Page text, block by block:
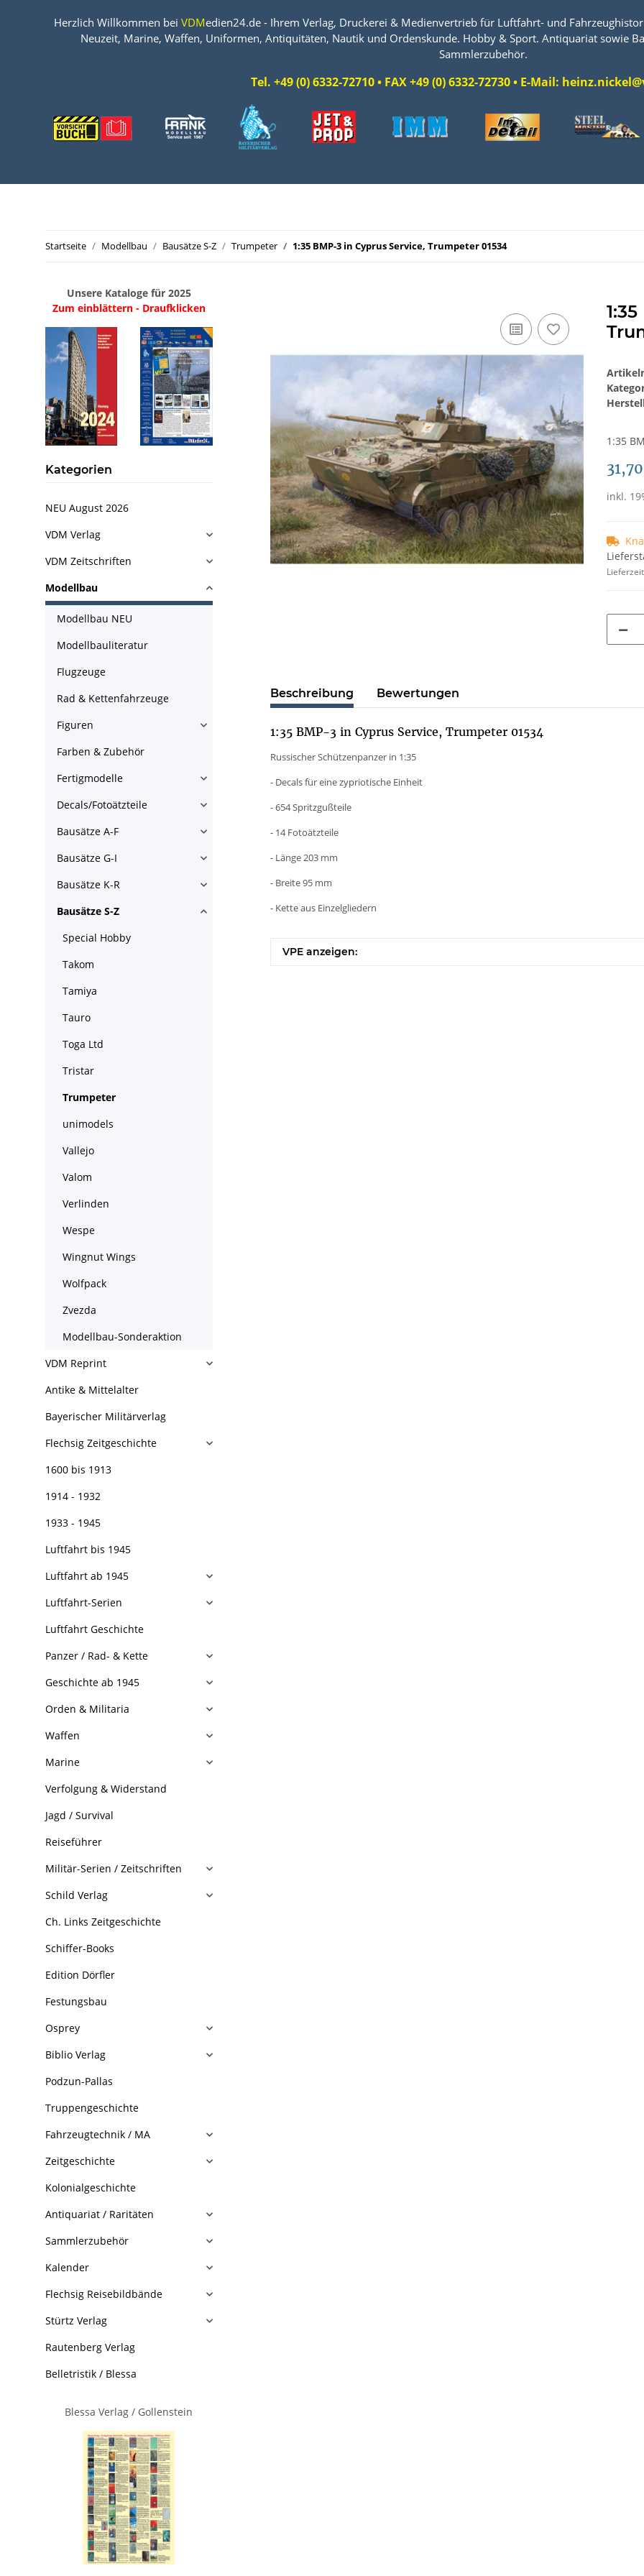
Herzlich Willkommen bei VDMedien24.de - Ihrem Verlag, Druckerei & Medienvertrieb für Luftfahrt- und
Neuzeit, Marine, Waffen, Uniformen, Antiquitäten, Nautik und Ordenskunde. Hobby & Sport. Antiquariat sowie
Sammlerzubehör.
Tel. +49 (0) 6332-72710 • FAX +49 (0) 6332-72730 • E-Mail:
Startseite Modellbau Bausätze S-Z Trumpeter 1:35 BMP-3 in Cyprus Service, Trumpeter 01534
1:35
inkl.
Beschreibung Bewertungen
1:35 BMP-3 in Cyprus Service, Trumpeter 01534
Russischer Schützenpanzer in 1:35
- Decals für eine zypriotische Einheit
- 654 Spritzgußteile
- 14 Fotoätzteile
- Länge 203 mm
- Breite 95 mm
- Kette aus Einzelgliedern
VPE anzeigen:
Unsere Kataloge für 2025
Zum einblättern - Draufklicken
Kategorien
NEU August 2026
VDM Verlag
VDM Zeitschriften
Modellbau
Modellbau NEU
Modellbauliteratur
Flugzeuge
Rad & Kettenfahrzeuge
Figuren
Farben & Zubehör
Fertigmodelle
Decals/Fotoätzteile
Bausätze A-F
Bausätze G-I
Bausätze K-R
Bausätze S-Z
Special Hobby
Takom
Tamiya
Tauro
Toga Ltd
Tristar
Trumpeter
unimodels
Vallejo
Valom
Verlinden
Wespe
Wingnut Wings
Wolfpack
Zvezda
Modellbau-Sonderaktion
VDM Reprint
Antike & Mittelalter
Bayerischer Militärverlag
Flechsig Zeitgeschichte
1600 bis 1913
1914 - 1932
1933 - 1945
Luftfahrt bis 1945
Luftfahrt ab 1945
Luftfahrt-Serien
Luftfahrt Geschichte
Panzer / Rad- & Kette
Geschichte ab 1945
Orden & Militaria
Waffen
Marine
Verfolgung & Widerstand
Jagd / Survival
Reiseführer
Militär-Serien / Zeitschriften
Schild Verlag
Ch. Links Zeitgeschichte
Schiffer-Books
Edition Dörfler
Festungsbau
Osprey
Biblio Verlag
Podzun-Pallas
Truppengeschichte
Fahrzeugtechnik / MA
Zeitgeschichte
Kolonialgeschichte
Antiquariat / Raritäten
Sammlerzubehör
Kalender
Flechsig Reisebildbände
Stürtz Verlag
Rautenberg Verlag
Belletristik / Blessa
Blessa Verlag / Gollenstein